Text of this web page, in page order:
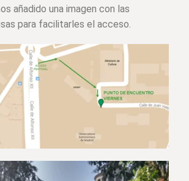
añadido una imagen con las
para facilitarles el acceso.